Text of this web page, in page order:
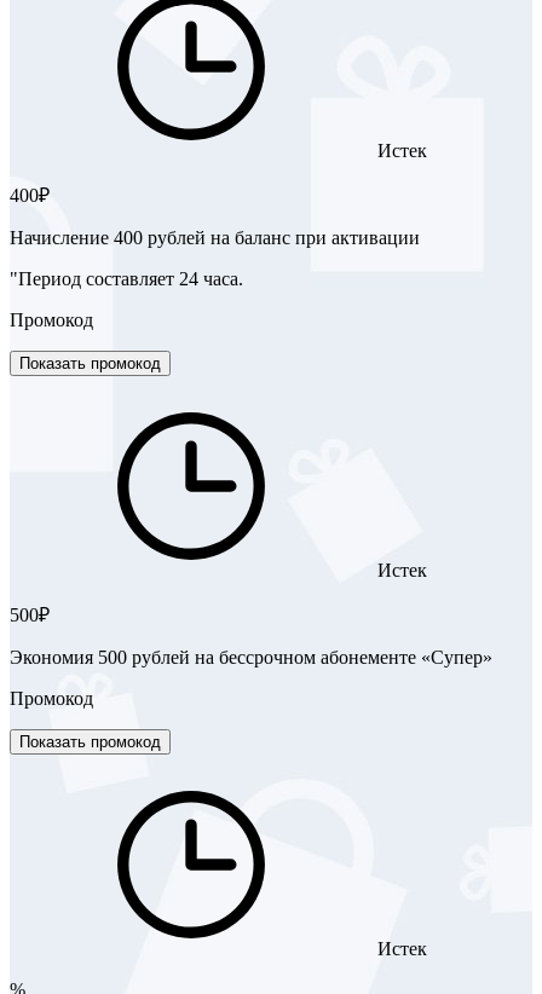
Истек
400₽
Начисление 400 рублей на баланс при активации
"Период составляет 24 часа.
Промокод
Показать промокод
Истек
500₽
Экономия 500 рублей на бессрочном абонементе «Супер»
Промокод
Показать промокод
Истек
%